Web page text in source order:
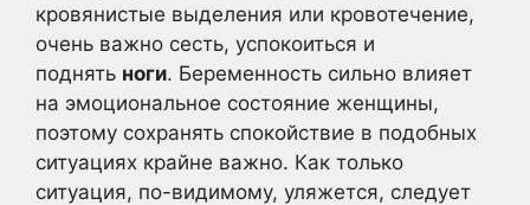
кровянистые выделения или кровотечение,
очень важно сесть, успокоиться и
поднять ноги. Беременность сильно влияет
на эмоциональное состояние женщины,
поэтому сохранять спокойствие в подобных
ситуациях крайне важно. Как только
ситуация, по-видимому, уляжется, следует